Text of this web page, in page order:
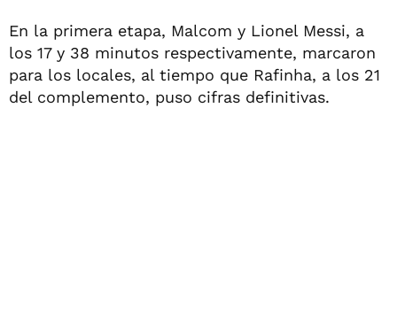
En la primera etapa, Malcom y Lionel Messi, a
los 17 y 38 minutos respectivamente, marcaron
para los locales, al tiempo que Rafinha, a los 21
del complemento, puso cifras definitivas.